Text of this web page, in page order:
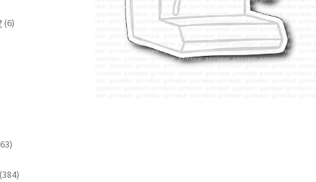
66
6363
384384